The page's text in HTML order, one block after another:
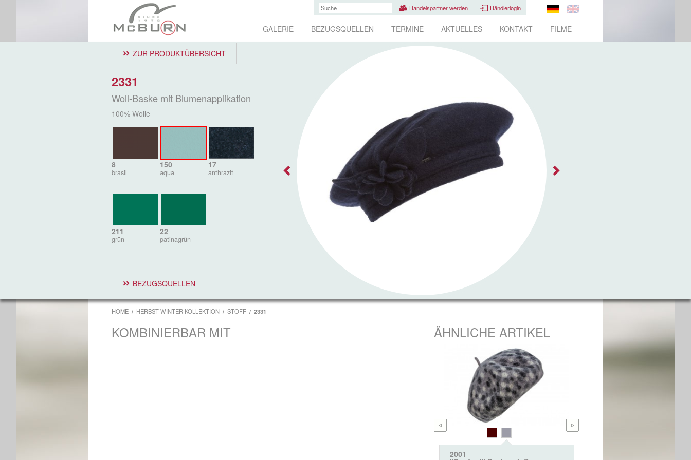
Handelspartner werden Händlerlogin
GALERIE BEZUGSQUELLEN TERMINE AKTUELLES KONTAKT FILME
ZUR PRODUKTÜBERSICHT
2331
Woll-Baske mit Blumenapplikation
100% Wolle
8
brasil
150
aqua
17
anthrazit
211
grün
22
patinagrün
BEZUGSQUELLEN
HOME HERBST-WINTER KOLLEKTION STOFF 2331
KOMBINIERBAR MIT ÄHNLICHE ARTIKEL
2001